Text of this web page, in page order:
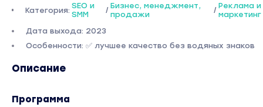
Категория: SEO и
SMM
/ Бизнес, менеджмент,
продажи
/ Реклама и
маркетинг
Дата выхода: 2023
Особенности: ✅ лучшее качество без водяных знаков
Описание
Программа